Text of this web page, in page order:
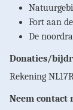
Fort aan
De
Donaties/
Rekening
Neem contact